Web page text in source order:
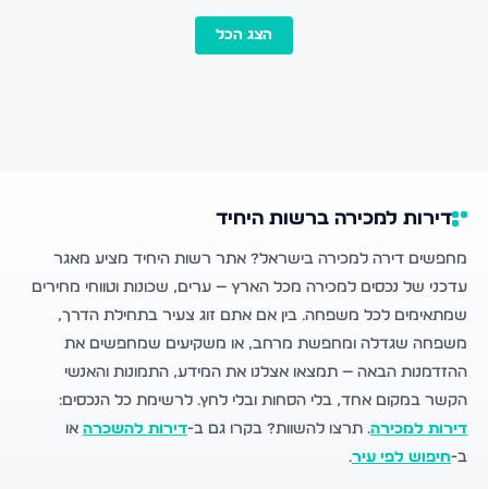
הצג הכל
דירות למכירה ברשות היחיד
מחפשים דירה למכירה בישראל? אתר רשות היחיד מציע מאגר
עדכני של נכסים למכירה מכל הארץ — ערים, שכונות וטווחי מחירים
שמתאימים לכל משפחה. בין אם אתם זוג צעיר בתחילת הדרך,
משפחה שגדלה ומחפשת מרחב, או משקיעים שמחפשים את
ההזדמנות הבאה — תמצאו אצלנו את המידע, התמונות והאנשי
הקשר במקום אחד, בלי הסחות ובלי לחץ. לרשימת כל הנכסים:
דירות למכירה. תרצו להשוות? בקרו גם ב-דירות להשכרה או
ב-חיפוש לפי עיר.